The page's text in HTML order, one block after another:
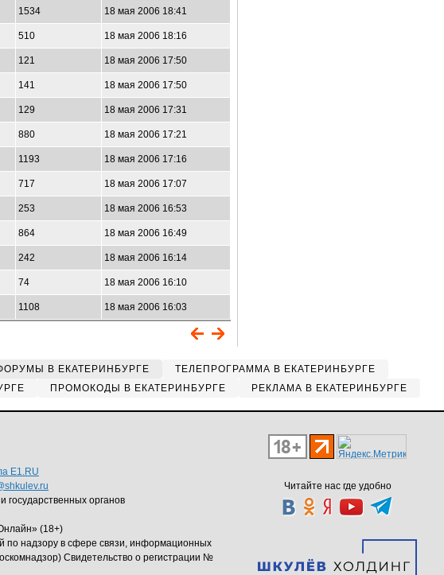
1534 18 мая 2006 18:41
510 18 мая 2006 18:16
121 18 мая 2006 17:50
141 18 мая 2006 17:50
129 18 мая 2006 17:31
880 18 мая 2006 17:21
1193 18 мая 2006 17:16
717 18 мая 2006 17:07
253 18 мая 2006 16:53
864 18 мая 2006 16:49
242 18 мая 2006 16:14
74 18 мая 2006 16:10
1108 18 мая 2006 16:03
В ЕКАТЕРИНБУРГЕ
ТЕЛЕПРОГРАММА В ЕКАТЕРИНБУРГЕ
ПРОМОКОДЫ В ЕКАТЕРИНБУРГЕ РЕКЛАМА В ЕКАТЕРИНБУРГЕ
Читайте нас где удобно
E1.RU
государственных органов
(18+)
по надзору в сфере связи, информационных
Свидетельство о регистрации №